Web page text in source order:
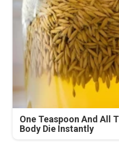
One Teaspoon And All
Body Die Instantly